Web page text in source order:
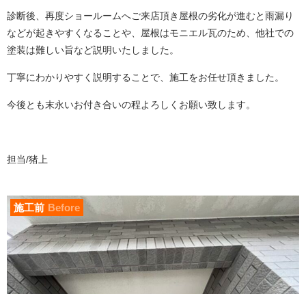
診断後、再度ショールームへご来店頂き屋根の劣化が進むと雨漏り
などが起きやすくなることや、 屋根はモニエル瓦のため、他社での
塗装は難しい旨など説明いたしました。
丁寧にわかりやすく説明することで、施工をお任せ頂きました。
今後とも末永いお付き合いの程よろしくお願い致します。
担当/猪上
施工前 Before